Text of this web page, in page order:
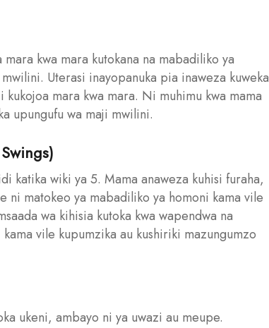
kwa mara kutokana na mabadiliko ya
Uterasi inayopanuka pia inaweza kuweka
mara kwa mara. Ni muhimu kwa mama
upungufu wa maji mwilini.
katika wiki ya 5. Mama anaweza kuhisi furaha,
ni matokeo ya mabadiliko ya homoni kama vile
wa kihisia kutoka kwa wapendwa na
vile kupumzika au kushiriki mazungumzo
ukeni, ambayo ni ya uwazi au meupe.